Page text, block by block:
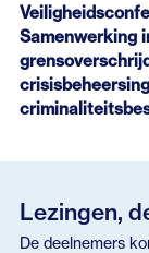
Samenwerking
Lezingen,
De deelnemers